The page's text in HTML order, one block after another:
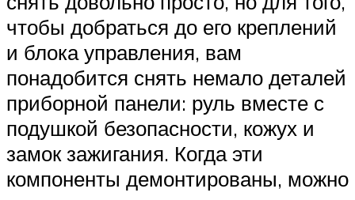
чтобы добраться до его креплений
и блока управления, вам
понадобится снять немало деталей
приборной панели: руль вместе с
подушкой безопасности, кожух и
замок зажигания. Когда эти
компоненты демонтированы, можно